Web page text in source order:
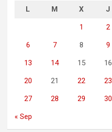
L M X J
1 2
6 7 8 9
13 14 15 16
20 21 22 23
27 28 29 30
« Sep